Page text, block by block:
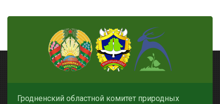
Гродненский областной комитет природных